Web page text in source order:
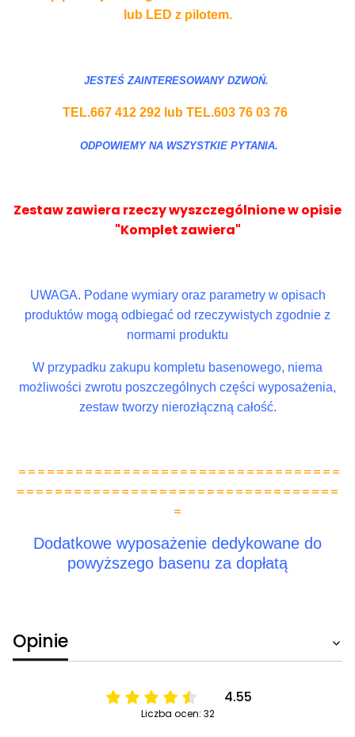
lub LED z pilotem.
JESTEŚ ZAINTERESOWANY DZWOŃ.
TEL.667 412 292 lub TEL.603 76 03 76
ODPOWIEMY NA WSZYSTKIE PYTANIA.
Zestaw zawiera rzeczy wyszczególnione w opisie
"Komplet zawiera"
UWAGA. Podane wymiary oraz parametry w opisach
produktów mogą odbiegać od rzeczywistych zgodnie z
normami produktu
W przypadku zakupu kompletu basenowego, niema
możliwości zwrotu poszczególnych części wyposażenia,
zestaw tworzy nierozłączną całość.
==================================
==================================
=
Dodatkowe wyposażenie dedykowane do
powyższego basenu za dopłatą
Opinie
4.55
Liczba ocen: 32